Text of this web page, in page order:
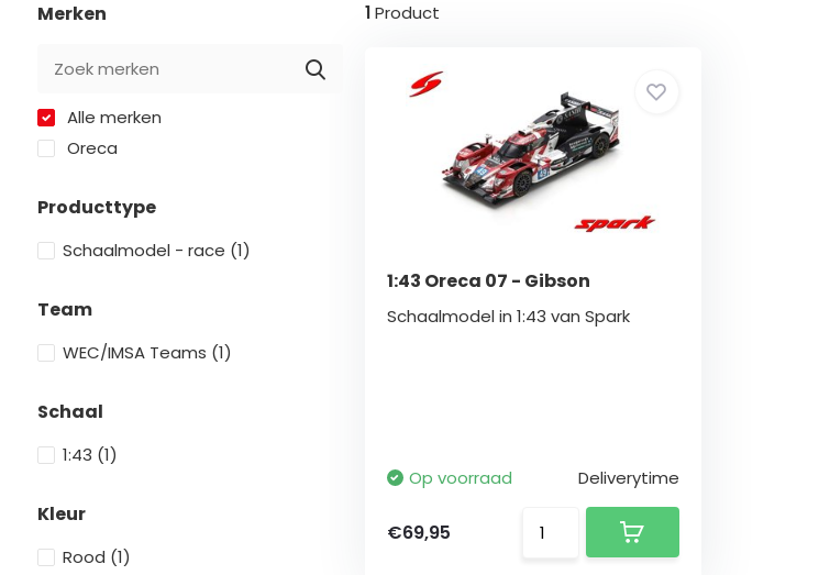
Merken
Alle merken
Oreca
Producttype
Schaalmodel - race (1)
Team
WEC/IMSA Teams (1)
Schaal
1:43 (1)
Kleur
Rood (1)
1Product
1:43 Oreca 07 - Gibson
Schaalmodel in 1:43 van Spark
Op voorraad Deliverytime
€69,95